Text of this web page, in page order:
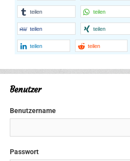
teilen teilen
teilen teilen
teilen teilen
Benutzer
Benutzername
Passwort